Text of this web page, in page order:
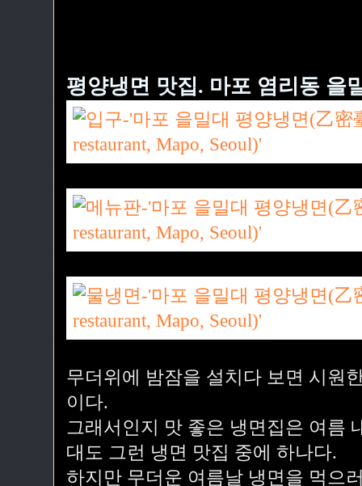
평양냉면 맛집. 마포 염리동 을
무더위에 밤잠을 설치다 보면 시원
이다.
그래서인지 맛 좋은 냉면집은 여름
대도 그런 냉면 맛집 중에 하나다.
하지만 무더운 여름날 냉면을 먹으